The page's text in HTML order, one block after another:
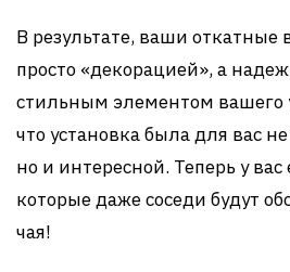
В результате, ваши откатные
просто «декорацией», а
стильным элементом вашего
что установка была для вас
но и интересной. Теперь у вас
которые даже соседи будут
чая!